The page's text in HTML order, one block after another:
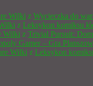
Wilki z Wycieczka do
z Leksykon komiksu
Wilki z Trivial Pursuit:
Gamer – Gra
Wilki z Leksykon